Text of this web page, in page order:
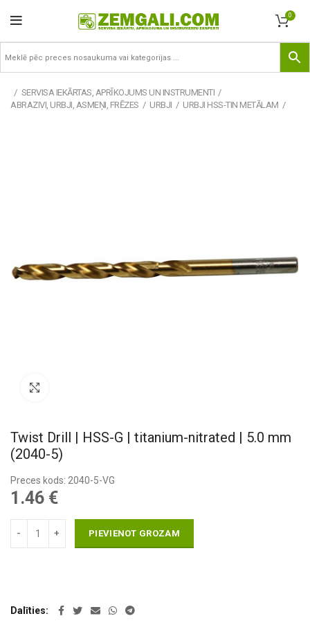
0
SERVISA IEKĀRTAS, APRĪKOJUMS UN INSTRUMENTI
ABRAZIVI, URBJI, ASMEŅI, FRĒZES
URBJI URBJI HSS-TIN METĀLAM
Twist Drill | HSS-G | titanium-nitrated | 5.0 mm
(2040-5)
Preces kods: 2040-5-VG
1.46 €
PIEVIENOT GROZAM
Dalīties